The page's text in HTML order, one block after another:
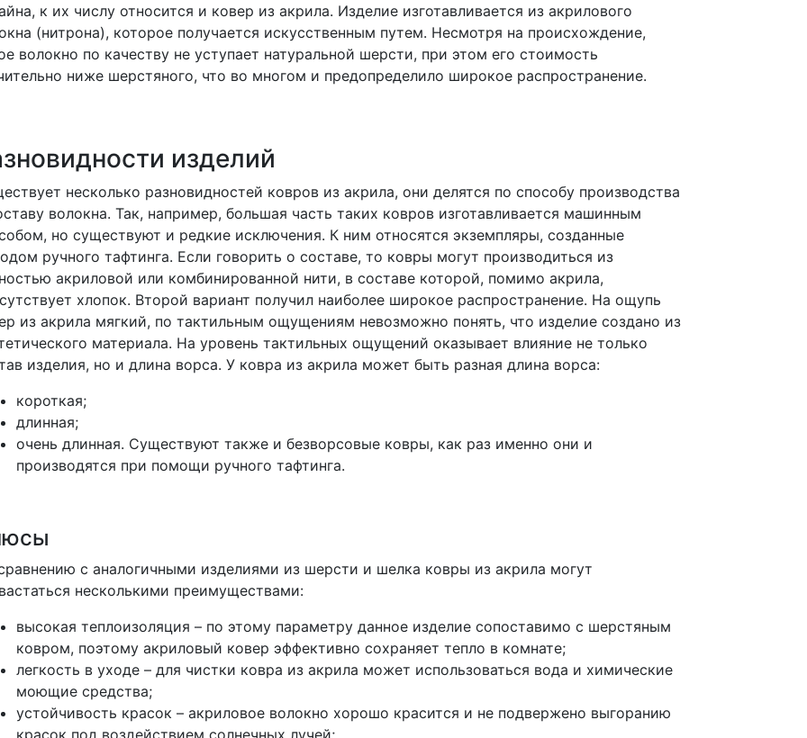
к их числу относится и ковер из акрила. Изделие изготавливается из акрилового
(нитрона), которое получается искусственным путем. Несмотря на происхождение,
волокно по качеству не уступает натуральной шерсти, при этом его стоимость
ниже шерстяного, что во многом и предопределило широкое распространение.
изделий
несколько разновидностей ковров из акрила, они делятся по способу производства
волокна. Так, например, большая часть таких ковров изготавливается машинным
но существуют и редкие исключения. К ним относятся экземпляры, созданные
ручного тафтинга. Если говорить о составе, то ковры могут производиться из
акриловой или комбинированной нити, в составе которой, помимо акрила,
хлопок. Второй вариант получил наиболее широкое распространение. На ощупь
из акрила мягкий, по тактильным ощущениям невозможно понять, что изделие создано из
материала. На уровень тактильных ощущений оказывает влияние не только
изделия, но и длина ворса. У ковра из акрила может быть разная длина ворса:
короткая;
длинная;
очень длинная. Существуют также и безворсовые ковры, как раз именно они и
производятся при помощи ручного тафтинга.
с аналогичными изделиями из шерсти и шелка ковры из акрила могут
несколькими преимуществами:
высокая теплоизоляция – по этому параметру данное изделие сопоставимо с шерстяным
ковром, поэтому акриловый ковер эффективно сохраняет тепло в комнате;
легкость в уходе – для чистки ковра из акрила может использоваться вода и химические
моющие средства;
устойчивость красок – акриловое волокно хорошо красится и не подвержено выгоранию
красок под воздействием солнечных лучей;